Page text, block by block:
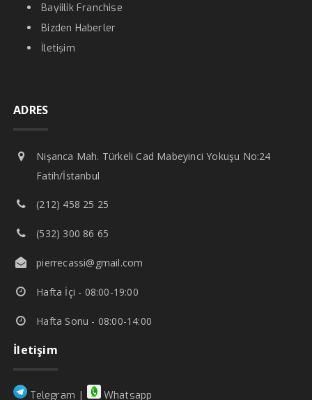
Bayiilik Franchise
Bizden Haberler
İletişim
ADRES
Nişanca Mah. Türkeli Cad Mabeyinci Yokuşu No:24
Fatih/İstanbul
(212) 458 25 25
(532) 300 86 65
pierrecassi@gmail.com
Hafta İçi - 08:00-19:00
Hafta Sonu - 08:00-14:00
İletişim
Telegram | Whatsapp